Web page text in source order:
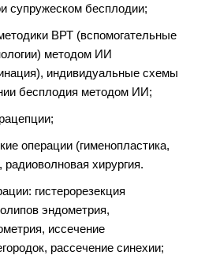
супружеском бесплодии;
ВРТ (вспомогательные
методом ИИ
индивидуальные схемы
бесплодия методом ИИ;
операции (гименопластика,
хирургия.
гистерорезекция
эндометрия,
иссечение
рассечение синехии;